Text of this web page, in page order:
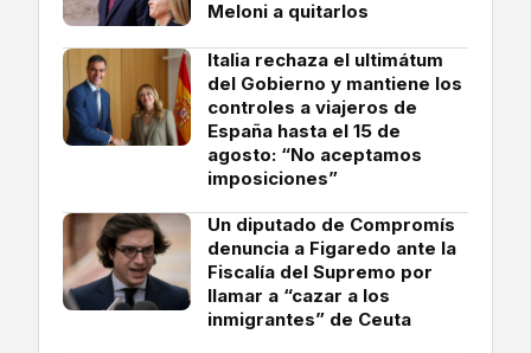
Meloni a quitarlos
Italia rechaza el ultimátum
del Gobierno y mantiene los
controles a viajeros de
España hasta el 15 de
agosto: “No aceptamos
imposiciones”
Un diputado de Compromís
denuncia a Figaredo ante la
Fiscalía del Supremo por
llamar a “cazar a los
inmigrantes” de Ceuta